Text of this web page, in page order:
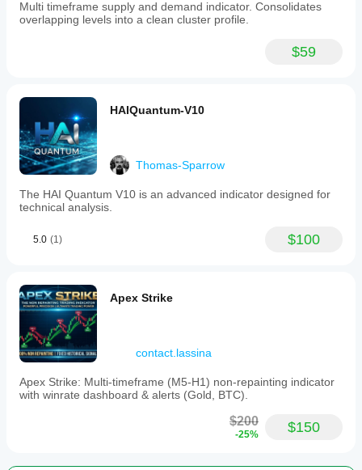
Multi timeframe supply and demand indicator. Consolidates
overlapping levels into a clean cluster profile.
$59
HAIQuantum-V10
Thomas-Sparrow
The HAI Quantum V10 is an advanced indicator designed for
technical analysis.
5.0 (1) $100
Apex Strike
contact.lassina
Apex Strike: Multi-timeframe (M5-H1) non-repainting indicator
with winrate dashboard & alerts (Gold, BTC).
$200
-25% $150